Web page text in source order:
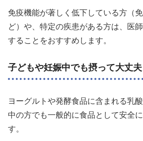
免疫機能が著しく低下している方（
ど）や、特定の疾患がある方は、医
することをおすすめします。
子どもや妊娠中でも摂って大丈夫
ヨーグルトや発酵食品に含まれる乳
中の方でも一般的に食品として安全
す。